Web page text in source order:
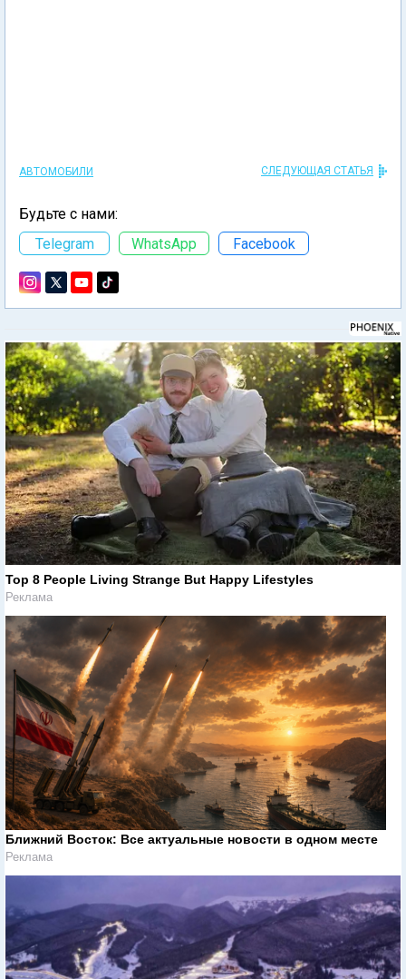
АВТОМОБИЛИ СЛЕДУЮЩАЯ СТАТЬЯ
Будьте с нами:
Telegram
WhatsApp Facebook
Top 8 People Living Strange But Happy Lifestyles
Реклама
Ближний Восток: Все актуальные новости в одном месте
Реклама